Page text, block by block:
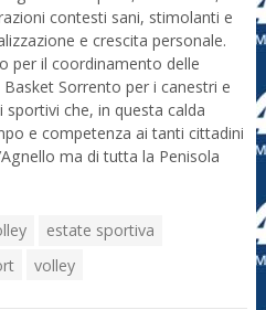
contesti sani, stimolanti e
e crescita personale.
per il coordinamento delle
Basket Sorrento per i canestri e
che, in questa calda
e competenza ai tanti cittadini
ma di tutta la Penisola
estate sportiva
volley